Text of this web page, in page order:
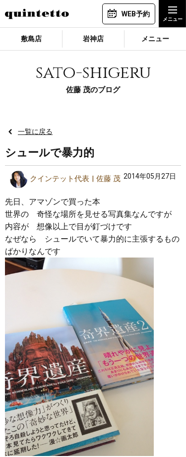
WEB予約
敷島店 岩神店 メニュー
sato-shigeru
佐藤 茂のブログ
一覧に戻る
シュールで暴力的
クインテット代表 佐藤 茂 2014年05月27日
先日、アマゾンで買った本
世界の 奇怪な場所を見せる写真集なんですが
内容が 想像以上で目が釘づけです
なぜなら シュールでいて暴力的に主張するもの
ばかりなんです